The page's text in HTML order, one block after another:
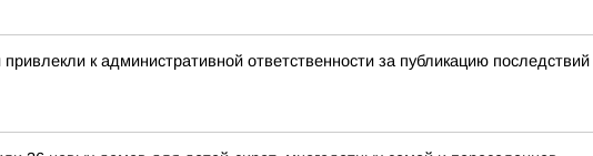
к административной ответственности за публикацию